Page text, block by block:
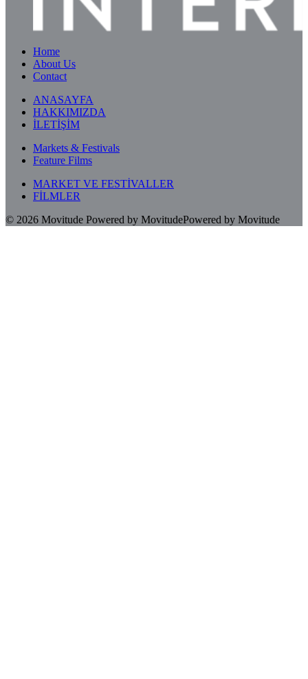
Home
About Us
Contact
ANASAYFA
HAKKIMIZDA
İLETİŞİM
Markets & Festivals
Feature Films
MARKET VE FESTİVALLER
FİLMLER
© 2026 Movitude Powered by MovitudePowered by Movitude